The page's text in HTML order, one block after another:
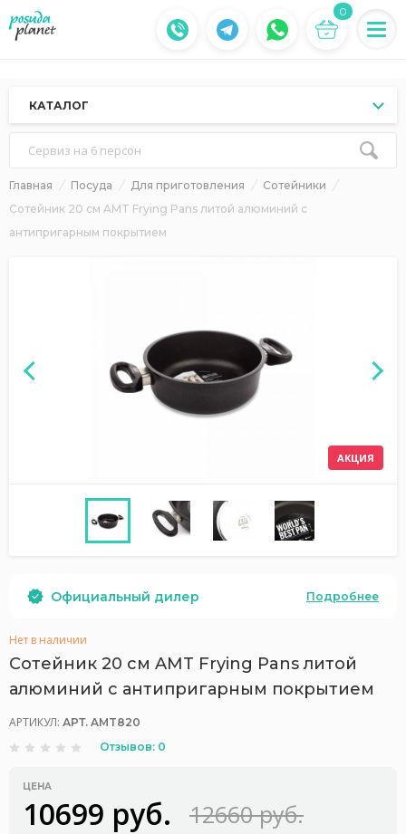
0
КАТАЛОГ
Сервиз на 6 персон
Главная Посуда Для приготовления
Сотейники
Сотейник 20 см AMT Frying Pans литой алюминий с
антипригарным покрытием
АКЦИЯ
Официальный дилер Подробнее
Нет в наличии
Сотейник 20 см AMT Frying Pans литой
алюминий с антипригарным покрытием
АРТИКУЛ: АРТ. AMT820
Отзывов: 0
ЦЕНА
10699 руб. 12660 руб.